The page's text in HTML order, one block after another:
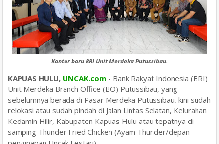
Kantor baru BRI Unit Merdeka Putussibau.
KAPUAS HULU, UNCAK.com - Bank Rakyat Indonesia (BRI)
Unit Merdeka Branch Office (BO) Putussibau, yang
sebelumnya berada di Pasar Merdeka Putussibau, kini sudah
relokasi atau sudah pindah di Jalan Lintas Selatan, Kelurahan
Kedamin Hilir, Kabupaten Kapuas Hulu atau tepatnya di
samping Thunder Fried Chicken (Ayam Thunder/depan